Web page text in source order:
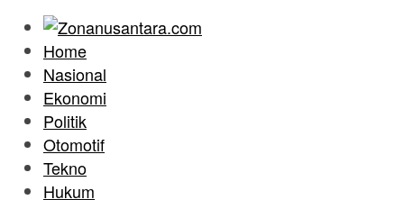
Home
Nasional
Ekonomi
Politik
Otomotif
Tekno
Hukum